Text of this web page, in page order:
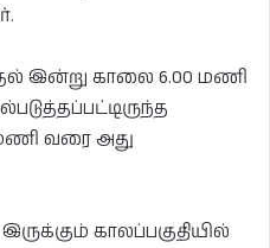
இன்று காலை 6.00 மணி
வரை அது
காலப்பகுதியில்